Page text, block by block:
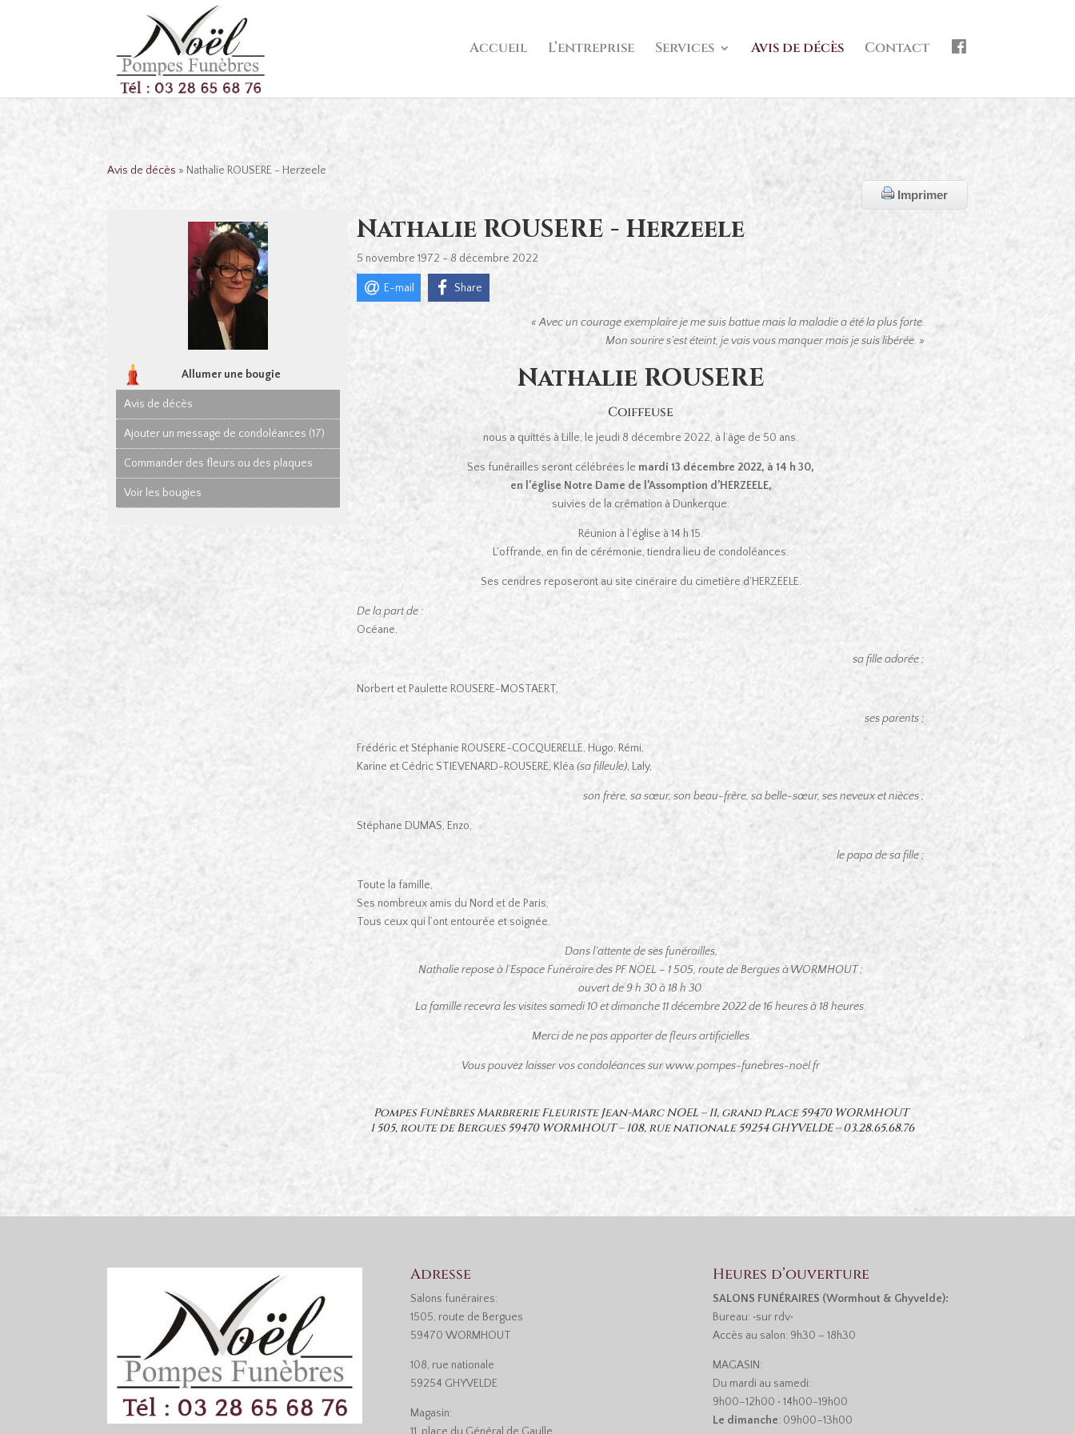
Accueil L’entreprise Services Avis de décès Contact
Avis de décès » Nathalie ROUSERE - Herzeele
Imprimer
Allumer une bougie
Avis de décès
Ajouter un message de condoléances (17)
Commander des fleurs ou des plaques
Voir les bougies
Nathalie ROUSERE - Herzeele
5 novembre 1972 - 8 décembre 2022
E-mail Share
« Avec un courage exemplaire je me suis battue mais la maladie a été la plus forte.
Mon sourire s’est éteint, je vais vous manquer mais je suis libérée. »
Nathalie ROUSERE
Coiffeuse
nous a quittés à Lille, le jeudi 8 décembre 2022, à l’âge de 50 ans.
Ses funérailles seront célébrées le mardi 13 décembre 2022, à 14 h 30,
en l’église Notre Dame de l’Assomption d’HERZEELE,
suivies de la crémation à Dunkerque.
Réunion à l’église à 14 h 15.
L’offrande, en fin de cérémonie, tiendra lieu de condoléances.
Ses cendres reposeront au site cinéraire du cimetière d’HERZEELE.
De la part de :
Océane,
sa fille adorée ;
Norbert et Paulette ROUSERE-MOSTAERT,
ses parents ;
Frédéric et Stéphanie ROUSERE-COCQUERELLE, Hugo, Rémi,
Karine et Cédric STIEVENARD-ROUSERE, Kléa(sa filleule), Laly,
son frère, sa sœur, son beau-frère, sa belle-sœur, ses neveux et nièces ;
Stéphane DUMAS, Enzo,
le papa de sa fille ;
Toute la famille,
Ses nombreux amis du Nord et de Paris,
Tous ceux qui l’ont entourée et soignée.
Dans l’attente de ses funérailles,
Nathalie repose à l’Espace Funéraire des PF NOEL – 1 505, route de Bergues à WORMHOUT ;
ouvert de 9 h 30 à 18 h 30.
La famille recevra les visites samedi 10 et dimanche 11 décembre 2022de 16 heures à 18 heures.
Merci de ne pas apporter de fleurs artificielles.
Vous pouvez laisser vos condoléances sur www.pompes-funebres-noel.fr
Pompes Funèbres Marbrerie Fleuriste Jean-Marc NOEL – 11, grand Place 59470 WORMHOUT
1 505, route de Bergues 59470 WORMHOUT – 108, rue nationale 59254 GHYVELDE –03.28.65.68.76
Adresse
Salons funéraires:
1505, route de Bergues
59470 WORMHOUT
108, rue nationale
59254 GHYVELDE
Magasin:
Heures d’ouverture
SALONS FUNÉRAIRES (Wormhout & Ghyvelde):
Bureau: •sur rdv•
Accès au salon: 9h30 – 18h30
MAGASIN:
Du mardi au samedi:
9h00–12h00 • 14h00-19h00
Le dimanche: 09h00–13h00